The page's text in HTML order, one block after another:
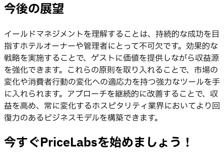
今後の展望
イールドマネジメントを理解することは、持続的な成功を目
指すホテルオーナーや管理者にとって不可欠です。効果的な
戦略を実施することで、ゲストに価値を提供しながら収益源
を強化できます。これらの原則を取り入れることで、市場の
変化や消費者行動の変化への適応力を持つ強力なツールを手
に入れられます。アプローチを継続的に改善することで、収
益を高め、常に変化するホスピタリティ業界においてより回
復力のあるビジネスモデルを構築できます。
今すぐPriceLabsを始めましょう！